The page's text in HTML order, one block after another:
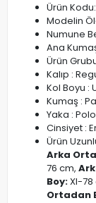
Ürün
Modelin
Numune
Ana
Ürün
Kalıp :
Kol Boyu :
Kumaş :
Yaka :
Cinsiyet :
Ürün
Arka
76 cm,
Boy:Xl-78
Ortadan